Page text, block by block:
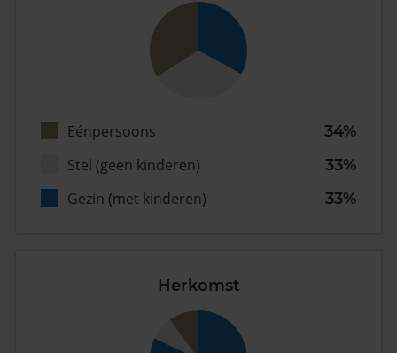
Eénpersoons
34%
Stel (geen kinderen)
33%
Gezin (met kinderen)
33%
Herkomst